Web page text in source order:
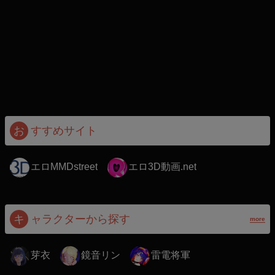
お すすめサイト
エロMMDstreet エロ3D動画.net
キ ャラクターから探す more
芽衣 鏡音リン 雷電将軍